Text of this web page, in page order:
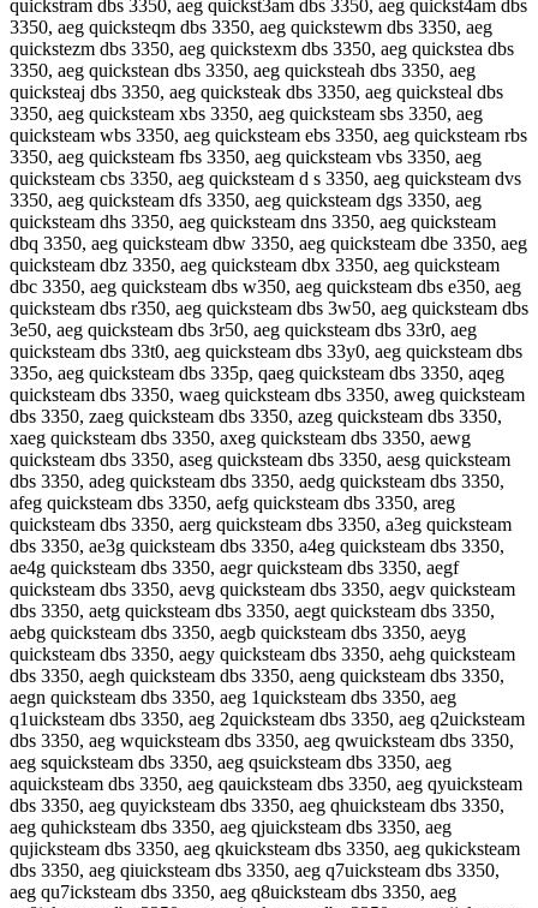
quickstram dbs 3350, aeg quickst3am dbs 3350, aeg quickst4am dbs
3350, aeg quicksteqm dbs 3350, aeg quickstewm dbs 3350, aeg
quickstezm dbs 3350, aeg quickstexm dbs 3350, aeg quickstea dbs
3350, aeg quickstean dbs 3350, aeg quicksteah dbs 3350, aeg
quicksteaj dbs 3350, aeg quicksteak dbs 3350, aeg quicksteal dbs
3350, aeg quicksteam xbs 3350, aeg quicksteam sbs 3350, aeg
quicksteam wbs 3350, aeg quicksteam ebs 3350, aeg quicksteam rbs
3350, aeg quicksteam fbs 3350, aeg quicksteam vbs 3350, aeg
quicksteam cbs 3350, aeg quicksteam d s 3350, aeg quicksteam dvs
3350, aeg quicksteam dfs 3350, aeg quicksteam dgs 3350, aeg
quicksteam dhs 3350, aeg quicksteam dns 3350, aeg quicksteam
dbq 3350, aeg quicksteam dbw 3350, aeg quicksteam dbe 3350, aeg
quicksteam dbz 3350, aeg quicksteam dbx 3350, aeg quicksteam
dbc 3350, aeg quicksteam dbs w350, aeg quicksteam dbs e350, aeg
quicksteam dbs r350, aeg quicksteam dbs 3w50, aeg quicksteam dbs
3e50, aeg quicksteam dbs 3r50, aeg quicksteam dbs 33r0, aeg
quicksteam dbs 33t0, aeg quicksteam dbs 33y0, aeg quicksteam dbs
335o, aeg quicksteam dbs 335p, qaeg quicksteam dbs 3350, aqeg
quicksteam dbs 3350, waeg quicksteam dbs 3350, aweg quicksteam
dbs 3350, zaeg quicksteam dbs 3350, azeg quicksteam dbs 3350,
xaeg quicksteam dbs 3350, axeg quicksteam dbs 3350, aewg
quicksteam dbs 3350, aseg quicksteam dbs 3350, aesg quicksteam
dbs 3350, adeg quicksteam dbs 3350, aedg quicksteam dbs 3350,
afeg quicksteam dbs 3350, aefg quicksteam dbs 3350, areg
quicksteam dbs 3350, aerg quicksteam dbs 3350, a3eg quicksteam
dbs 3350, ae3g quicksteam dbs 3350, a4eg quicksteam dbs 3350,
ae4g quicksteam dbs 3350, aegr quicksteam dbs 3350, aegf
quicksteam dbs 3350, aevg quicksteam dbs 3350, aegv quicksteam
dbs 3350, aetg quicksteam dbs 3350, aegt quicksteam dbs 3350,
aebg quicksteam dbs 3350, aegb quicksteam dbs 3350, aeyg
quicksteam dbs 3350, aegy quicksteam dbs 3350, aehg quicksteam
dbs 3350, aegh quicksteam dbs 3350, aeng quicksteam dbs 3350,
aegn quicksteam dbs 3350, aeg 1quicksteam dbs 3350, aeg
q1uicksteam dbs 3350, aeg 2quicksteam dbs 3350, aeg q2uicksteam
dbs 3350, aeg wquicksteam dbs 3350, aeg qwuicksteam dbs 3350,
aeg squicksteam dbs 3350, aeg qsuicksteam dbs 3350, aeg
aquicksteam dbs 3350, aeg qauicksteam dbs 3350, aeg qyuicksteam
dbs 3350, aeg quyicksteam dbs 3350, aeg qhuicksteam dbs 3350,
aeg quhicksteam dbs 3350, aeg qjuicksteam dbs 3350, aeg
qujicksteam dbs 3350, aeg qkuicksteam dbs 3350, aeg qukicksteam
dbs 3350, aeg qiuicksteam dbs 3350, aeg q7uicksteam dbs 3350,
aeg qu7icksteam dbs 3350, aeg q8uicksteam dbs 3350, aeg